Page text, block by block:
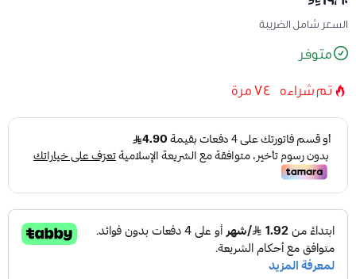
السعر شامل الضريبة
متوفر
تم شراءه 74 مرة